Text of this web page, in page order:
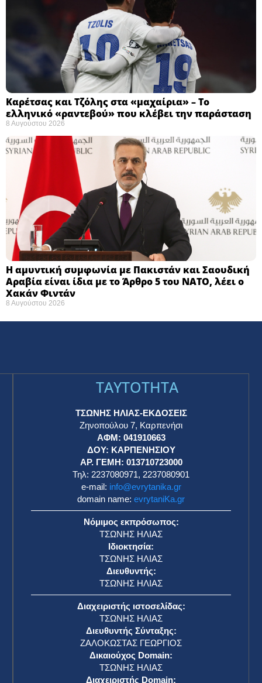
Καρέτσας και Τζόλης στα «μαχαίρια» – Το
ελληνικό «ραντεβού» που κλέβει την παράσταση
8 Αυγούστου 2026
Η αμυντική συμφωνία με Πακιστάν και Σαουδική
Αραβία είναι ίδια με το Άρθρο 5 του ΝΑΤΟ, λέει ο
Χακάν Φιντάν
8 Αυγούστου 2026
TAYTOTHTA
ΤΣΩΝΗΣ ΗΛΙΑΣ-ΕΚΔΟΣΕΙΣ
Ζηνοπούλου 7, Καρπενήσι
ΑΦΜ: 041910663
ΔΟΥ: ΚΑΡΠΕΝΗΣΙΟΥ
ΑΡ. ΓΕΜΗ: 013710723000
Τηλ: 2237080971, 2237080901
e-mail: info@evrytanika.gr
domain name: evrytaniKa.gr
Νόμιμος εκπρόσωπος:
ΤΣΩΝΗΣ ΗΛΙΑΣ
Ιδιοκτησία:
ΤΣΩΝΗΣ ΗΛΙΑΣ
Διευθυντής:
ΤΣΩΝΗΣ ΗΛΙΑΣ
Διαχειριστής ιστοσελίδας:
ΤΣΩΝΗΣ ΗΛΙΑΣ
Διευθυντής Σύνταξης:
ΖΑΛΟΚΩΣΤΑΣ ΓΕΩΡΓΙΟΣ
Δικαιούχος Domain:
ΤΣΩΝΗΣ ΗΛΙΑΣ
Διαχειριστής Domain: